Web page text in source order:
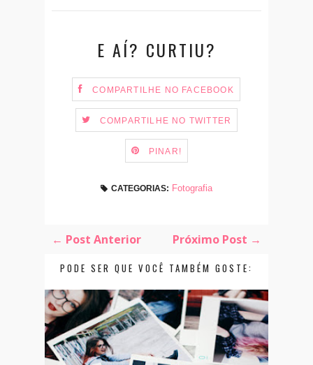
E AÍ? CURTIU?
COMPARTILHE NO FACEBOOK
COMPARTILHE NO TWITTER
PINAR!
CATEGORIAS: Fotografia
← Post Anterior Próximo Post →
PODE SER QUE VOCÊ TAMBÉM GOSTE: